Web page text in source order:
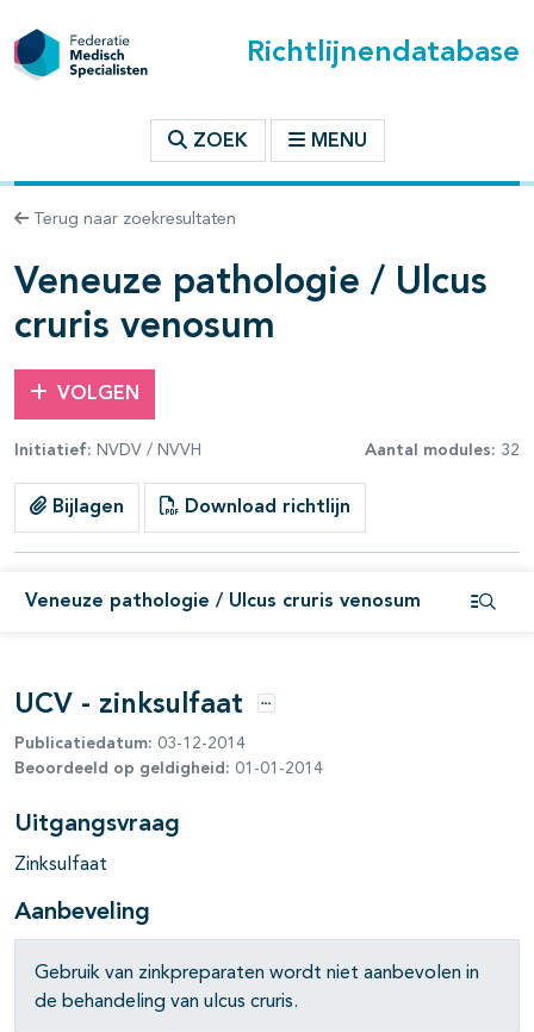
Richtlijnendatabase
ZOEK MENU
Terug naar zoekresultaten
Veneuze pathologie / Ulcus
cruris venosum
VOLGEN
Initiatief: NVDV / NVVH Aantal modules: 32
Bijlagen Download richtlijn
Veneuze pathologie / Ulcus cruris venosum
binnen deze richtlijn
open- en dichtklappen
open- en dichtklappen
UCV - zinksulfaat Opties
Publicatiedatum: 03-12-2014
Beoordeeld op geldigheid: 01-01-2014
Uitgangsvraag
Zinksulfaat
Aanbeveling
Gebruik van zinkpreparaten wordt niet aanbevolen in
de behandeling van ulcus cruris.